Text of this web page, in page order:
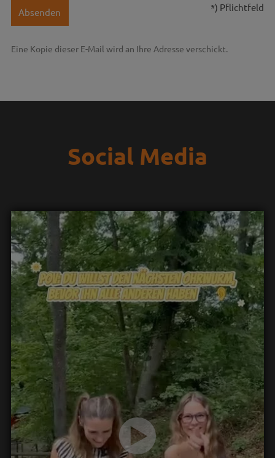
Absenden *) Pflichtfeld
Eine Kopie dieser E-Mail wird an Ihre Adresse verschickt.
Social Media